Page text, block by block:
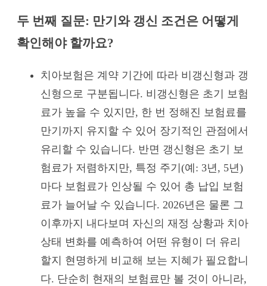
두 번째 질문: 만기와 갱신 조건은 어떻게
확인해야 할까요?
치아보험은 계약 기간에 따라 비갱신형과 갱
신형으로 구분됩니다. 비갱신형은 초기 보험
료가 높을 수 있지만, 한 번 정해진 보험료를
만기까지 유지할 수 있어 장기적인 관점에서
유리할 수 있습니다. 반면 갱신형은 초기 보
험료가 저렴하지만, 특정 주기(예: 3년, 5년)
마다 보험료가 인상될 수 있어 총 납입 보험
료가 늘어날 수 있습니다. 2026년은 물론 그
이후까지 내다보며 자신의 재정 상황과 치아
상태 변화를 예측하여 어떤 유형이 더 유리
할지 현명하게 비교해 보는 지혜가 필요합니
다. 단순히 현재의 보험료만 볼 것이 아니라,